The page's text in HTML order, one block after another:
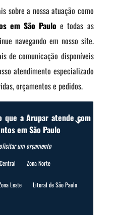
sobre a nossa atuação como
em São Paulo e todas as
navegando em nosso site.
de comunicação disponíveis
atendimento especializado
orçamentos e pedidos.
que a Arupar atende com
em São Paulo
um orçamento
Zona Norte
Leste Litoral de São Paulo